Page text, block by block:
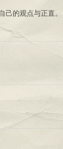
的观点与正直。